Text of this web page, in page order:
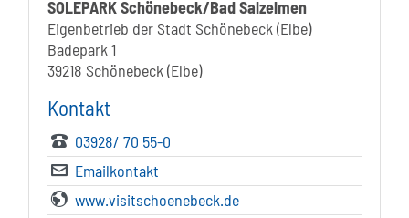
SOLEPARK Schönebeck/Bad Salzelmen
Eigenbetrieb der Stadt Schönebeck (Elbe)
Badepark 1
39218 Schönebeck (Elbe)
Kontakt
03928/ 70 55-0
Emailkontakt
www.visitschoenebeck.de